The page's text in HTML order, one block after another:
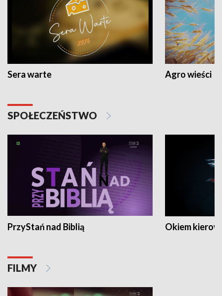
Sera warte Agro wieści
SPOŁECZEŃSTWO
PrzyStań nad Biblią Okiem
FILMY